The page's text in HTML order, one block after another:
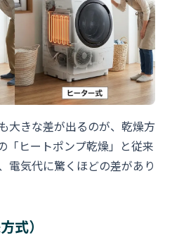
大きな差が出るのが、乾燥方
「ヒートポンプ乾燥」と従来
電気代に驚くほどの差があり
式）